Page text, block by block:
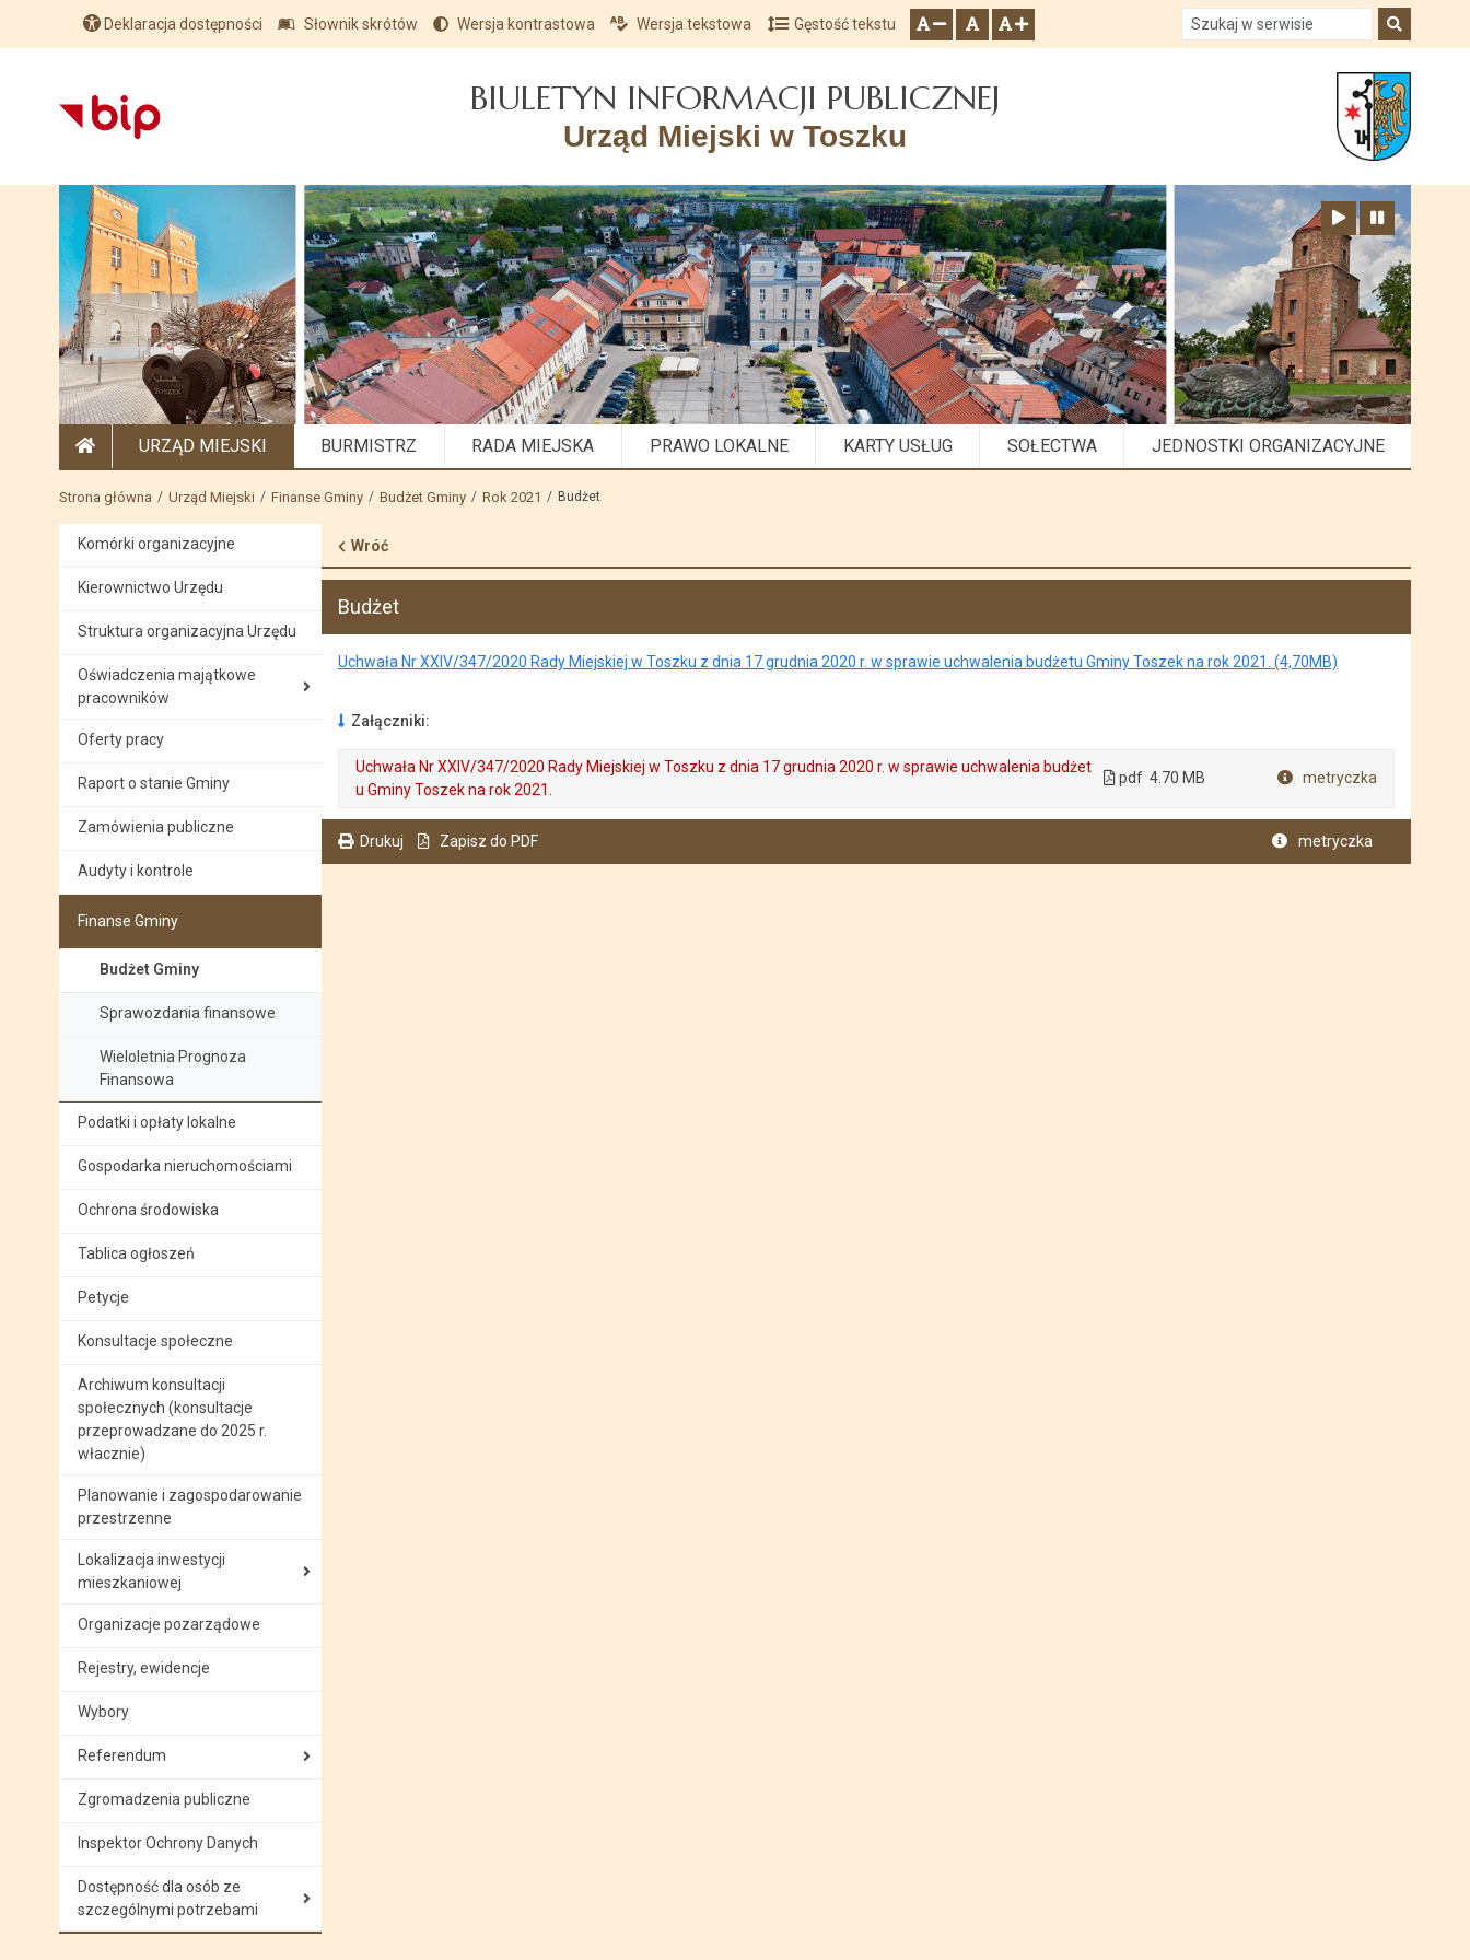
Przejdź do głównego menu
Przejdź do treści
Przejdź do mapy serwisu
Deklaracja dostępności Słownik skrótów Wersja kontrastowa Wersja tekstowa Gęstość tekstu
BIULETYN INFORMACJI PUBLICZNEJ
Urząd Miejski w Toszku
URZĄD MIEJSKI BURMISTRZ RADA MIEJSKA PRAWO LOKALNE KARTY USŁUG SOŁECTWA JEDNOSTKI ORGANIZACYJNE
Strona główna Urząd Miejski Finanse Gminy Budżet Gminy Rok 2021 Budżet
Komórki organizacyjne
Kierownictwo Urzędu
Struktura organizacyjna Urzędu
Oświadczenia majątkowe
pracowników
Oferty pracy
Raport o stanie Gminy
Zamówienia publiczne
Audyty i kontrole
Finanse Gminy
Budżet Gminy
Sprawozdania finansowe
Wieloletnia Prognoza
Finansowa
Podatki i opłaty lokalne
Gospodarka nieruchomościami
Ochrona środowiska
Tablica ogłoszeń
Petycje
Konsultacje społeczne
Archiwum konsultacji
społecznych (konsultacje
przeprowadzane do 2025 r.
włacznie)
Planowanie i zagospodarowanie
przestrzenne
Lokalizacja inwestycji
mieszkaniowej
Organizacje pozarządowe
Rejestry, ewidencje
Wybory
Referendum
Zgromadzenia publiczne
Inspektor Ochrony Danych
Dostępność dla osób ze
szczególnymi potrzebami
Wróć
Budżet
Uchwała Nr XXIV/347/2020 Rady Miejskiej w Toszku z dnia 17 grudnia 2020 r. w sprawie uchwalenia budżetu Gminy Toszek na rok 2021. (4,70MB)
Załączniki:
Uchwała Nr XXIV/347/2020 Rady Miejskiej w Toszku z dnia 17 grudnia 2020 r. w sprawie uchwalenia budżet
u Gminy Toszek na rok 2021.
pdf 4.70 MB metryczka
Drukuj Zapisz do PDF metryczka